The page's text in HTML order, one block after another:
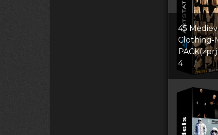
45
Clothing-
4